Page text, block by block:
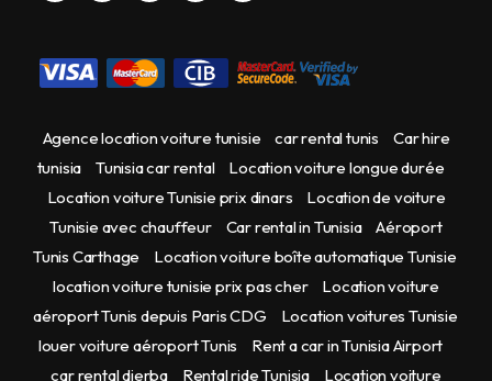
Agence location voiture tunisie car rental tunis
Car hire
tunisia
Tunisia car rental
Location voiture longue durée
Location voiture Tunisie prix dinars
Location de voiture
Tunisie avec chauffeur
Car rental in Tunisia
Aéroport
Tunis Carthage
Location voiture boîte automatique Tunisie
location voiture tunisie prix pas cher
Location voiture
aéroport Tunis depuis Paris CDG
Location voitures Tunisie
louer voiture aéroport Tunis
Rent a car in Tunisia Airport
car rental djerba
Rental ride Tunisia
Location voiture